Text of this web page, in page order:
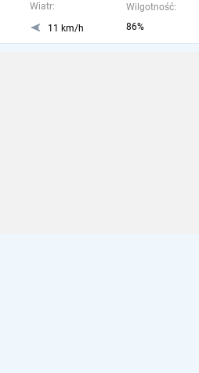
Wiatr:
11 km/h
Wilgotność:
86%